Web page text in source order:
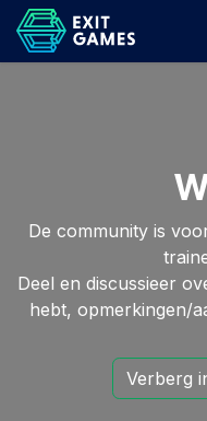
Se rendre au contenu
De community is
Deel en discussieer
hebt, opmerkingen/
Verberg